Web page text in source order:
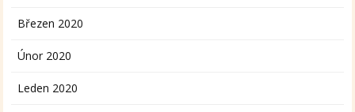
Březen 2020
Únor 2020
Leden 2020